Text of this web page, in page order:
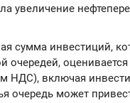
увеличение
сумма инвестиций,
очередей,
НДС), включая
очередь может